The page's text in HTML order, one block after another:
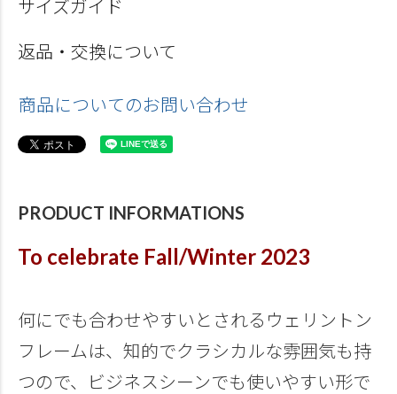
サイズガイド
返品・交換について
商品についてのお問い合わせ
PRODUCT INFORMATIONS
To celebrate Fall/Winter 2023
何にでも合わせやすいとされるウェリントン
フレームは、知的でクラシカルな雰囲気も持
つので、ビジネスシーンでも使いやすい形で